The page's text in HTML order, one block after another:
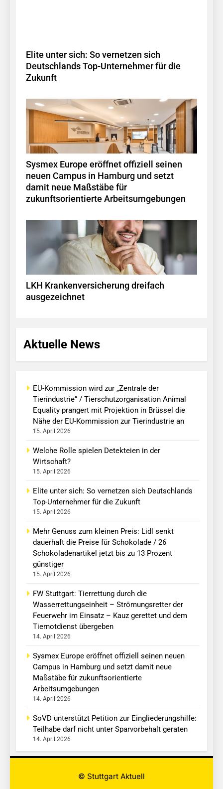
Elite unter sich: So vernetzen sich
Deutschlands Top-Unternehmer für die
Zukunft
Sysmex Europe eröffnet offiziell seinen
neuen Campus in Hamburg und setzt
damit neue Maßstäbe für
zukunftsorientierte Arbeitsumgebungen
LKH Krankenversicherung dreifach
ausgezeichnet
Aktuelle News
EU-Kommission wird zur „Zentrale der
Tierindustrie“ / Tierschutzorganisation Animal
Equality prangert mit Projektion in Brüssel die
Nähe der EU-Kommission zur Tierindustrie an
15. April 2026
Welche Rolle spielen Detekteien in der
Wirtschaft?
15. April 2026
Elite unter sich: So vernetzen sich Deutschlands
Top-Unternehmer für die Zukunft
15. April 2026
Mehr Genuss zum kleinen Preis: Lidl senkt
dauerhaft die Preise für Schokolade / 26
Schokoladenartikel jetzt bis zu 13 Prozent
günstiger
15. April 2026
FW Stuttgart: Tierrettung durch die
Wasserrettungseinheit – Strömungsretter der
Feuerwehr im Einsatz – Kauz gerettet und dem
Tiernotdienst übergeben
14. April 2026
Sysmex Europe eröffnet offiziell seinen neuen
Campus in Hamburg und setzt damit neue
Maßstäbe für zukunftsorientierte
Arbeitsumgebungen
14. April 2026
SoVD unterstützt Petition zur Eingliederungshilfe:
Teilhabe darf nicht unter Sparvorbehalt geraten
14. April 2026
© Stuttgart Aktuell